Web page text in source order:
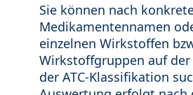
Sie können nach
Medikamentennamen
einzelnen Wirkstoffen
Wirkstoffgruppen auf
der ATC-Klassifikation